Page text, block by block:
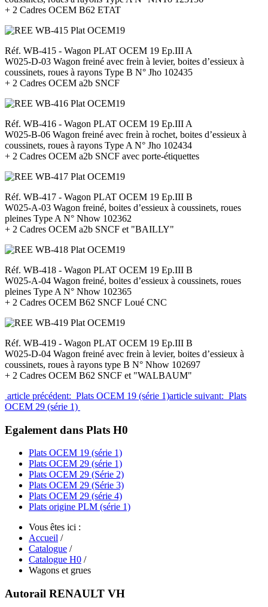
+ 2 Cadres OCEM B62 ETAT
Réf. WB-415 - Wagon PLAT OCEM 19 Ep.III A
W025-D-03 Wagon freiné avec frein à levier, boites d’essieux à
coussinets, roues à rayons Type B N° Jho 102435
+ 2 Cadres OCEM a2b SNCF
Réf. WB-416 - Wagon PLAT OCEM 19 Ep.III A
W025-B-06 Wagon freiné avec frein à rochet, boites d’essieux à
coussinets, roues à rayons Type A N° Jho 102434
+ 2 Cadres OCEM a2b SNCF avec porte-étiquettes
Réf. WB-417 - Wagon PLAT OCEM 19 Ep.III B
W025-A-03 Wagon freiné, boites d’essieux à coussinets, roues
pleines Type A N° Nhow 102362
+ 2 Cadres OCEM a2b SNCF et "BAILLY"
Réf. WB-418 - Wagon PLAT OCEM 19 Ep.III B
W025-A-04 Wagon freiné, boites d’essieux à coussinets, roues
pleines Type A N° Nhow 102365
+ 2 Cadres OCEM B62 SNCF Loué CNC
Réf. WB-419 - Wagon PLAT OCEM 19 Ep.III B
W025-D-04 Wagon freiné avec frein à levier, boites d’essieux à
coussinets, roues à rayons type B N° Nhow 102697
+ 2 Cadres OCEM B62 SNCF et "WALBAUM"
article précédent: Plats OCEM 19 (série 1)article suivant: Plats
OCEM 29 (série 1)
Egalement dans Plats H0
Plats OCEM 19 (série 1)
Plats OCEM 29 (série 1)
Plats OCEM 29 (Série 2)
Plats OCEM 29 (Série 3)
Plats OCEM 29 (série 4)
Plats origine PLM (série 1)
Vous êtes ici :
Accueil /
Catalogue /
Catalogue H0 /
Wagons et grues
Autorail RENAULT VH